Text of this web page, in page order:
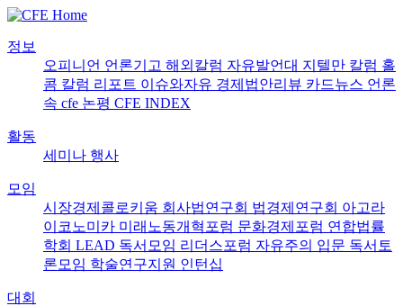
정보
오피니언 언론기고 해외칼럼 자유발언대 지텔만 칼럼 홀
콤 칼럼 리포트 이슈와자유 경제법안리뷰 카드뉴스 언론
속 cfe 논평 CFE INDEX
활동
세미나 행사
모임
시장경제콜로키움 회사법연구회 법경제연구회 아고라
이코노미카 미래노동개혁포럼 문화경제포럼 연합법률
학회 LEAD 독서모임 리더스포럼 자유주의 입문 독서토
론모임 학술연구지원 인턴십
대회